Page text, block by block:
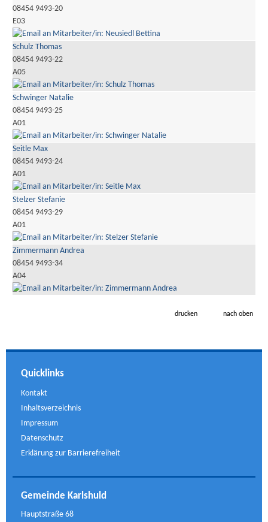
08454 9493-20
E03
Schulz Thomas
08454 9493-22
A05
Schwinger Natalie
08454 9493-25
A01
Seitle Max
08454 9493-24
A01
Stelzer Stefanie
08454 9493-29
A01
Zimmermann Andrea
08454 9493-34
A04
drucken nach oben
Quicklinks
Kontakt
Inhaltsverzeichnis
Impressum
Datenschutz
Erklärung zur Barrierefreiheit
Gemeinde Karlshuld
Hauptstraße 68